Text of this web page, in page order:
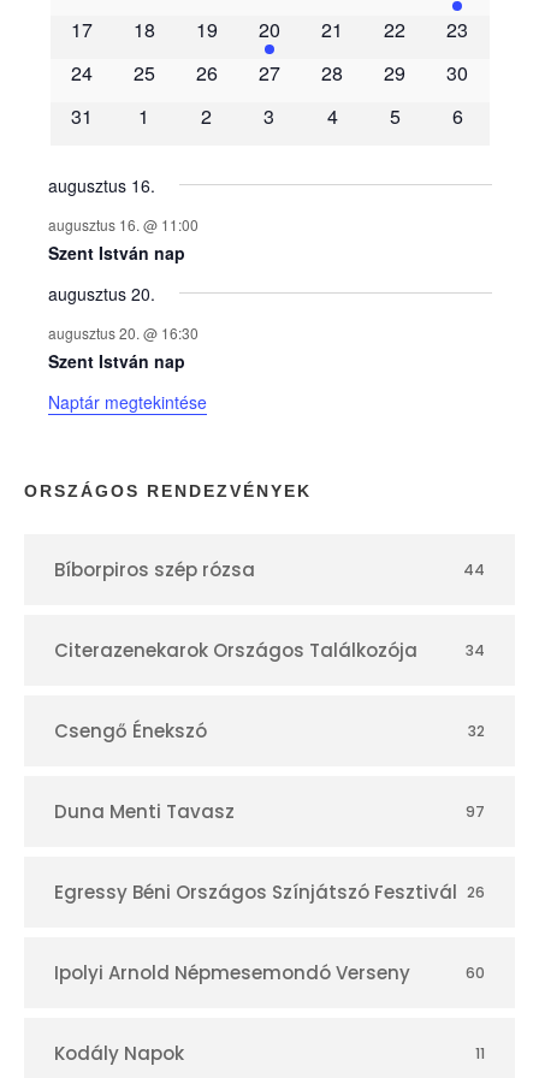
m
é
n
y
e
k
n
a
p
r
17
18 19 20 21 22
23
24
25 26 27 28 29
30
31
1 2 3 4 5 6
augusztus 16.
augusztus 16. @ 11:00
Szent István nap
augusztus 20.
augusztus 20. @ 16:30
Szent István nap
Naptár megtekintése
ORSZÁGOS RENDEZVÉNYEK
Bíborpiros szép rózsa 44
Citerazenekarok Országos Találkozója 34
Csengő Énekszó 32
Duna Menti Tavasz 97
Egressy Béni Országos Színjátszó Fesztivál 26
Ipolyi Arnold Népmesemondó Verseny 60
Kodály Napok 11